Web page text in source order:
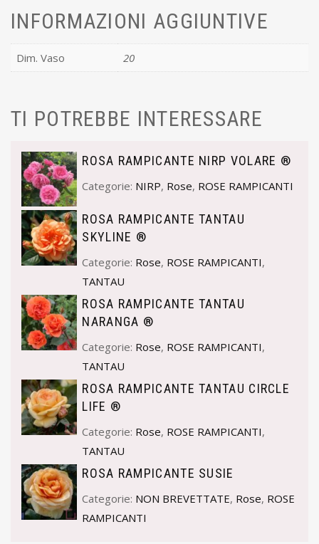
INFORMAZIONI AGGIUNTIVE
Dim. Vaso 20
TI POTREBBE INTERESSARE
ROSA RAMPICANTE NIRP VOLARE ®
Categorie: NIRP, Rose, ROSE RAMPICANTI
ROSA RAMPICANTE TANTAU
SKYLINE ®
Categorie: Rose, ROSE RAMPICANTI,
TANTAU
ROSA RAMPICANTE TANTAU
NARANGA ®
Categorie: Rose, ROSE RAMPICANTI,
TANTAU
ROSA RAMPICANTE TANTAU CIRCLE
LIFE ®
Categorie: Rose, ROSE RAMPICANTI,
TANTAU
ROSA RAMPICANTE SUSIE
Categorie: NON BREVETTATE, Rose, ROSE
RAMPICANTI